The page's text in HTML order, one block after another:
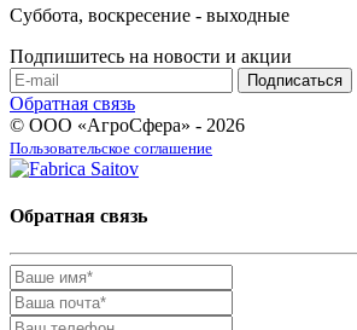
Суббота, воскресение - выходные
Подпишитесь на новости и акции
Обратная связь
© ООО «АгроСфера» - 2026
Пользовательское соглашение
Обратная связь